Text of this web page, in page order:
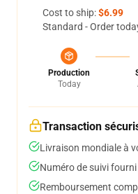
Cost to ship:$6.99
Standard - Order
Production
Today
Transaction
Livraison mondiale à
Numéro de suivi
Remboursement